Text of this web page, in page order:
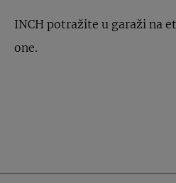
INCH potražite u garaži na
one.